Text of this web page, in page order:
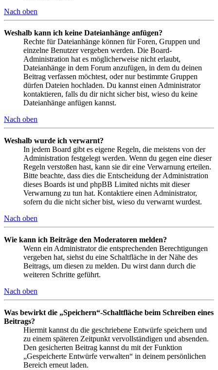
Nach oben
Weshalb kann ich keine Dateianhänge anfügen?
Rechte für Dateianhänge können für Foren, Gruppen und
einzelne Benutzer vergeben werden. Die Board-
Administration hat es möglicherweise nicht erlaubt,
Dateianhänge in dem Forum anzufügen, in dem du deinen
Beitrag verfassen möchtest, oder nur bestimmte Gruppen
dürfen Dateien hochladen. Du kannst einen Administrator
kontaktieren, falls du dir nicht sicher bist, wieso du keine
Dateianhänge anfügen kannst.
Nach oben
Weshalb wurde ich verwarnt?
In jedem Board gibt es eigene Regeln, die meistens von der
Administration festgelegt werden. Wenn du gegen eine dieser
Regeln verstoßen hast, kann sie dir eine Verwarnung erteilen.
Bitte beachte, dass dies die Entscheidung der Administration
dieses Boards ist und phpBB Limited nichts mit dieser
Verwarnung zu tun hat. Kontaktiere einen Administrator,
sofern du die nicht sicher bist, wieso du verwarnt wurdest.
Nach oben
Wie kann ich Beiträge den Moderatoren melden?
Wenn ein Administrator die entsprechenden Berechtigungen
vergeben hat, siehst du eine Schaltfläche in der Nähe des
Beitrags, um diesen zu melden. Du wirst dann durch die
weiteren Schritte geführt.
Nach oben
Was bewirkt die „Speichern“-Schaltfläche beim Schreiben eines
Beitrags?
Hiermit kannst du die geschriebene Entwürfe speichern und
zu einem späteren Zeitpunkt vervollständigen und absenden.
Den gesicherten Beitrag kannst du mit der Funktion
„Gespeicherte Entwürfe verwalten“ in deinem persönlichen
Bereich erneut laden.